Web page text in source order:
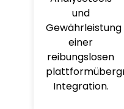
und
Gewährleistung
einer
reibungslosen
Integration.